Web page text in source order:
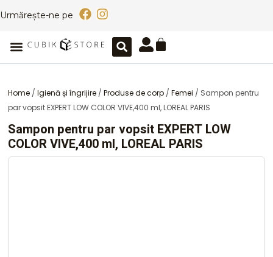
to
Urmărește-ne pe
F
c
e
b
o
k
I
s
t
a
r
a
m
Meniu Caută
Home /Igienă și îngrijire /Produse de corp /Femei / Sampon pentru
par vopsit EXPERT LOW COLOR VIVE,400 ml, LOREAL PARIS
Sampon pentru par vopsit EXPERT LOW
COLOR VIVE,400 ml, LOREAL PARIS